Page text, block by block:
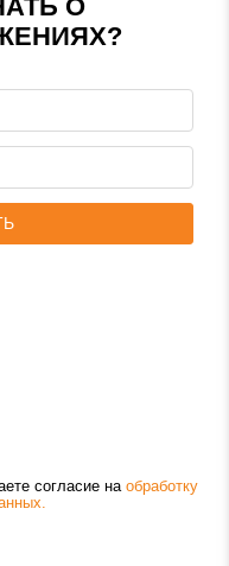
О
согласие наобработку